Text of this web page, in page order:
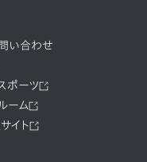
い合わせ
ポーツ
ーム
イト